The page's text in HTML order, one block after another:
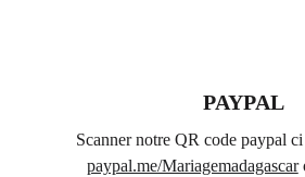
PAYPAL
Scanner notre QR code paypal
paypal.me/Mariagemadagascar